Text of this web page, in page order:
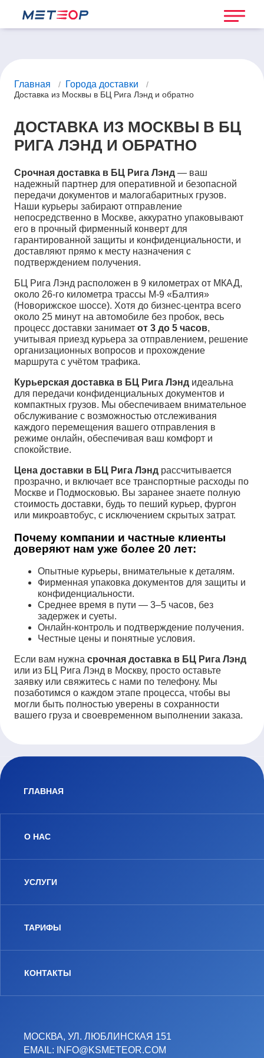
Главная / Города доставки
/
Доставка из Москвы в БЦ Рига Лэнд и обратно
ДОСТАВКА ИЗ МОСКВЫ В БЦ
РИГА ЛЭНД И ОБРАТНО
Срочная доставка в БЦ Рига Лэнд — ваш
надежный партнер для оперативной и безопасной
передачи документов и малогабаритных грузов.
Наши курьеры забирают отправление
непосредственно в Москве, аккуратно упаковывают
его в прочный фирменный конверт для
гарантированной защиты и конфиденциальности, и
доставляют прямо к месту назначения с
подтверждением получения.
БЦ Рига Лэнд расположен в 9 километрах от МКАД,
около 26-го километра трассы М-9 «Балтия»
(Новорижское шоссе). Хотя до бизнес-центра всего
около 25 минут на автомобиле без пробок, весь
процесс доставки занимает от 3 до 5 часов,
учитывая приезд курьера за отправлением, решение
организационных вопросов и прохождение
маршрута с учётом трафика.
Курьерская доставка в БЦ Рига Лэнд идеальна
для передачи конфиденциальных документов и
компактных грузов. Мы обеспечиваем внимательное
обслуживание с возможностью отслеживания
каждого перемещения вашего отправления в
режиме онлайн, обеспечивая ваш комфорт и
спокойствие.
Цена доставки в БЦ Рига Лэнд рассчитывается
прозрачно, и включает все транспортные расходы по
Москве и Подмосковью. Вы заранее знаете полную
стоимость доставки, будь то пеший курьер, фургон
или микроавтобус, с исключением скрытых затрат.
Почему компании и частные клиенты
доверяют нам уже более 20 лет:
Опытные курьеры, внимательные к деталям.
Фирменная упаковка документов для защиты и
конфиденциальности.
Среднее время в пути — 3–5 часов, без
задержек и суеты.
Онлайн-контроль и подтверждение получения.
Честные цены и понятные условия.
Если вам нужна срочная доставка в БЦ Рига Лэнд
или из БЦ Рига Лэнд в Москву, просто оставьте
заявку или свяжитесь с нами по телефону. Мы
позаботимся о каждом этапе процесса, чтобы вы
могли быть полностью уверены в сохранности
вашего груза и своевременном выполнении заказа.
МОСКВА, УЛ. ЛЮБЛИНСКАЯ 151
EMAIL: INFO@KSMETEOR.COM
ГЛАВНАЯ
О НАС
УСЛУГИ
ТАРИФЫ
КОНТАКТЫ